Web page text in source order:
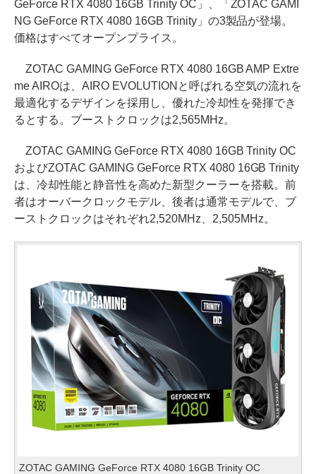
GeForce RTX 4080 16GB Trinity OC」、「ZOTAC GAMI
NG GeForce RTX 4080 16GB Trinity」の3製品が登場。
価格はすべてオープンプライス。
ZOTAC GAMING GeForce RTX 4080 16GB AMP Extre
me AIROは、AIRO EVOLUTIONと呼ばれる空気の流れを
最適化するデザインを採用し、優れた冷却性を発揮でき
るとする。ブーストクロックは2,565MHz。
ZOTAC GAMING GeForce RTX 4080 16GB Trinity OC
およびZOTAC GAMING GeForce RTX 4080 16GB Trinity
は、冷却性能と静音性を高めた新型クーラーを搭載。前
者はオーバークロックモデル、後者は通常モデルで、ブ
ーストクロックはそれぞれ2,520MHz、2,505MHz。
ZOTAC GAMING GeForce RTX 4080 16GB Trinity OC